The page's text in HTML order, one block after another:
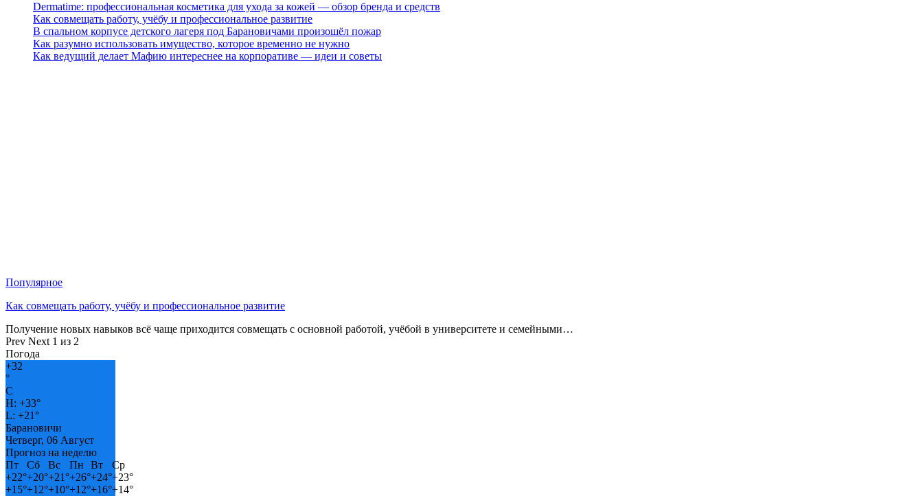
Dermatime: профессиональная косметика для ухода за кожей — обзор бренда и средств
Как совмещать работу, учёбу и профессиональное развитие
В спальном корпусе детского лагеря под Барановичами произошёл пожар
Как разумно использовать имущество, которое временно не нужно
Как ведущий делает Мафию интереснее на корпоративе — идеи и советы
Популярное
Как совмещать работу, учёбу и профессиональное развитие
Получение новых навыков всё чаще приходится совмещать с основной работой, учёбой в университете и семейными…
Prev Next 1 из 2
Погода
+32
°
C
H: +33°
L: +21°
Барановичи
Четверг, 06 Август
Прогноз на неделю
Пт
Сб Вс Пн Вт
Ср
+22°+20°+21°+26°+24°+23°
+15°+12°+10°+12°+16°+14°